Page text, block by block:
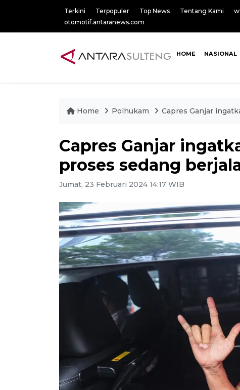
Terkini Terpopuler Top News Tentang Kami
otomotif.antaranews.com
HOME NASIONAL
Home Polhukam Capres Ganjar
Capres Ganjar
proses sedang
Jumat, 23 Februari 2024 14:17 WIB